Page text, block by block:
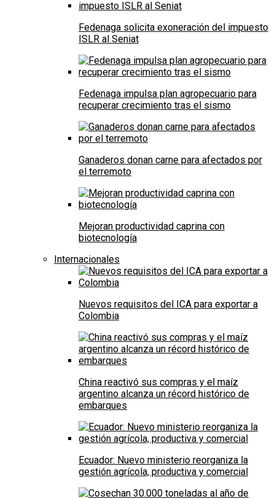
Fedenaga solicita exoneración del impuesto
ISLR al Seniat
Fedenaga impulsa plan agropecuario para
recuperar crecimiento tras el sismo
Ganaderos donan carne para afectados por
el terremoto
Mejoran productividad caprina con
biotecnología
Internacionales
Nuevos requisitos del ICA para exportar a
Colombia
China reactivó sus compras y el maíz
argentino alcanza un récord histórico de
embarques
Ecuador: Nuevo ministerio reorganiza la
gestión agrícola, productiva y comercial